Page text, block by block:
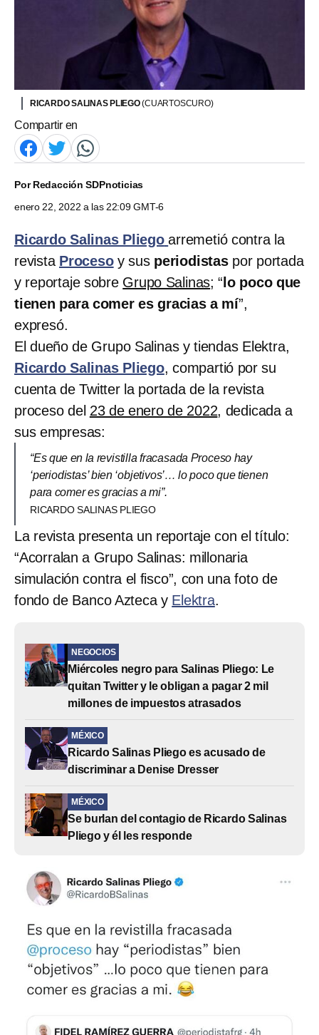
RICARDO SALINAS PLIEGO(CUARTOSCURO)
Compartir en
PorRedacción SDPnoticias
enero 22, 2022 a las 22:09 GMT-6
Ricardo Salinas Pliego arremetió contra la
revista Procesoy sus periodistaspor portada
y reportaje sobre Grupo Salinas; “ lo poco que
tienen para comer es gracias a mí”,
expresó.
El dueño de Grupo Salinas y tiendas Elektra,
Ricardo Salinas Pliego, compartió por su
cuenta de Twitter la portada de la revista
proceso del 23 de enero de 2022, dedicada a
sus empresas:
“Es que en la revistilla fracasada Proceso hay
‘periodistas’ bien ‘objetivos’… lo poco que tienen
para comer es gracias a mi”.
RICARDO SALINAS PLIEGO
La revista presenta un reportaje con el título:
“Acorralan a Grupo Salinas: millonaria
simulación contra el fisco”, con una foto de
fondo de Banco Azteca y Elektra.
NEGOCIOS
Miércoles negro para Salinas Pliego: Le
quitan Twitter y le obligan a pagar 2 mil
millones de impuestos atrasados
MÉXICO
Ricardo Salinas Pliego es acusado de
discriminar a Denise Dresser
MÉXICO
Se burlan del contagio de Ricardo Salinas
Pliego y él les responde